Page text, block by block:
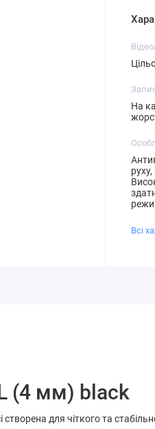
На
Всі
(4 мм) black
для чіткого та